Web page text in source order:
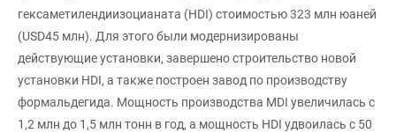
гексаметилендиизоцианата (HDI) стоимостью 323 млн юаней
(USD45 млн). Для этого были модернизированы
действующие установки, завершено строительство новой
установки HDI, а также построен завод по производству
формальдегида. Мощность производства MDI увеличилась с
1,2 млн до 1,5 млн тонн в год, а мощность HDI удвоилась с 50